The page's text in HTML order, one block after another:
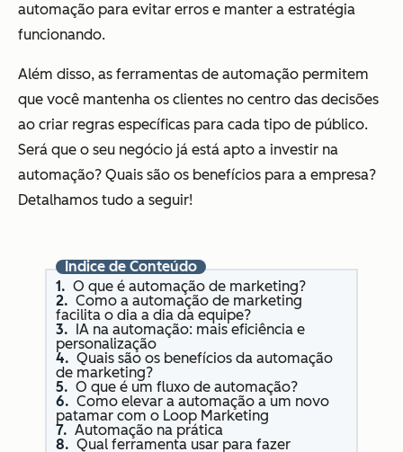
automação para evitar erros e manter a estratégia
funcionando.
Além disso, as ferramentas de automação permitem
que você mantenha os clientes no centro das decisões
ao criar regras específicas para cada tipo de público.
Será que o seu negócio já está apto a investir na
automação? Quais são os benefícios para a empresa?
Detalhamos tudo a seguir!
Índice de Conteúdo
O que é automação de marketing?
Como a automação de marketing
facilita o dia a dia da equipe?
IA na automação: mais eficiência e
personalização
Quais são os benefícios da automação
de marketing?
O que é um fluxo de automação?
Como elevar a automação a um novo
patamar com o Loop Marketing
Automação na prática
Qual ferramenta usar para fazer